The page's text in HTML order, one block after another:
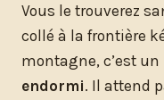
Vous le trouverez
collé à la frontière
montagne, c’est un
endormi. Il attend